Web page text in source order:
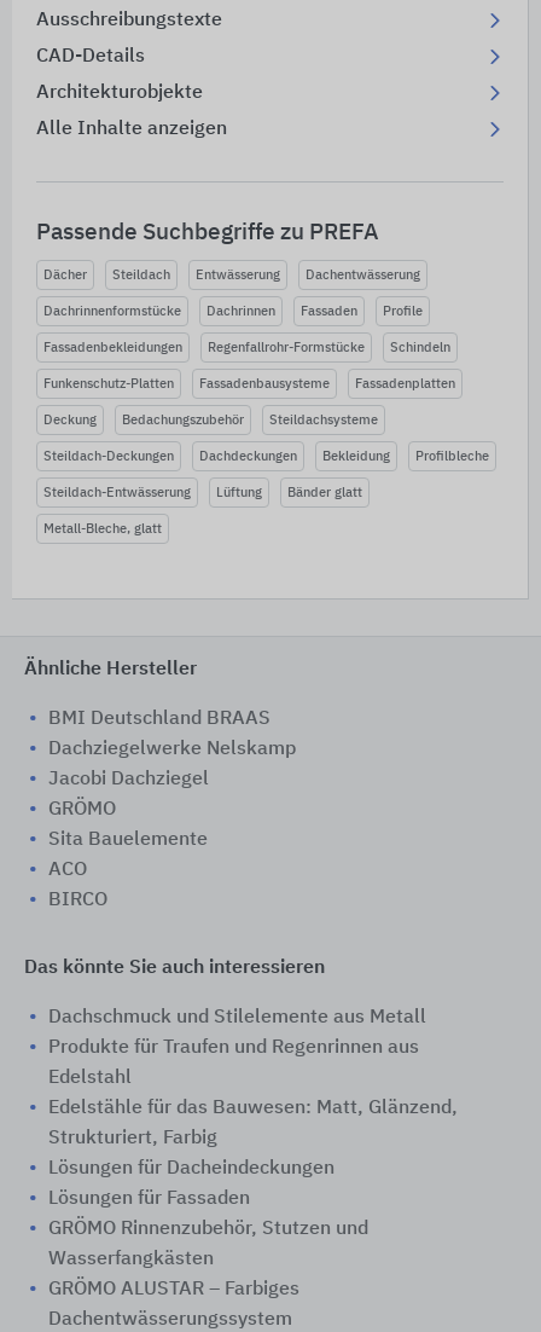
Ausschreibungstexte
CAD-Details
Architekturobjekte
Alle Inhalte anzeigen
Passende Suchbegriffe zu PREFA
Dächer Steildach Entwässerung Dachentwässerung
Dachrinnenformstücke Dachrinnen Fassaden Profile
Fassadenbekleidungen Regenfallrohr-Formstücke Schindeln
Funkenschutz-Platten Fassadenbausysteme Fassadenplatten
Deckung Bedachungszubehör Steildachsysteme
Steildach-Deckungen Dachdeckungen Bekleidung Profilbleche
Steildach-Entwässerung Lüftung Bänder glatt
Metall-Bleche, glatt
Ähnliche Hersteller
BMI Deutschland BRAAS
Dachziegelwerke Nelskamp
Jacobi Dachziegel
GRÖMO
Sita Bauelemente
ACO
BIRCO
Das könnte Sie auch interessieren
Dachschmuck und Stilelemente aus Metall
Produkte für Traufen und Regenrinnen aus
Edelstahl
Edelstähle für das Bauwesen: Matt, Glänzend,
Strukturiert, Farbig
Lösungen für Dacheindeckungen
Lösungen für Fassaden
GRÖMO Rinnenzubehör, Stutzen und
Wasserfangkästen
GRÖMO ALUSTAR – Farbiges
Dachentwässerungssystem